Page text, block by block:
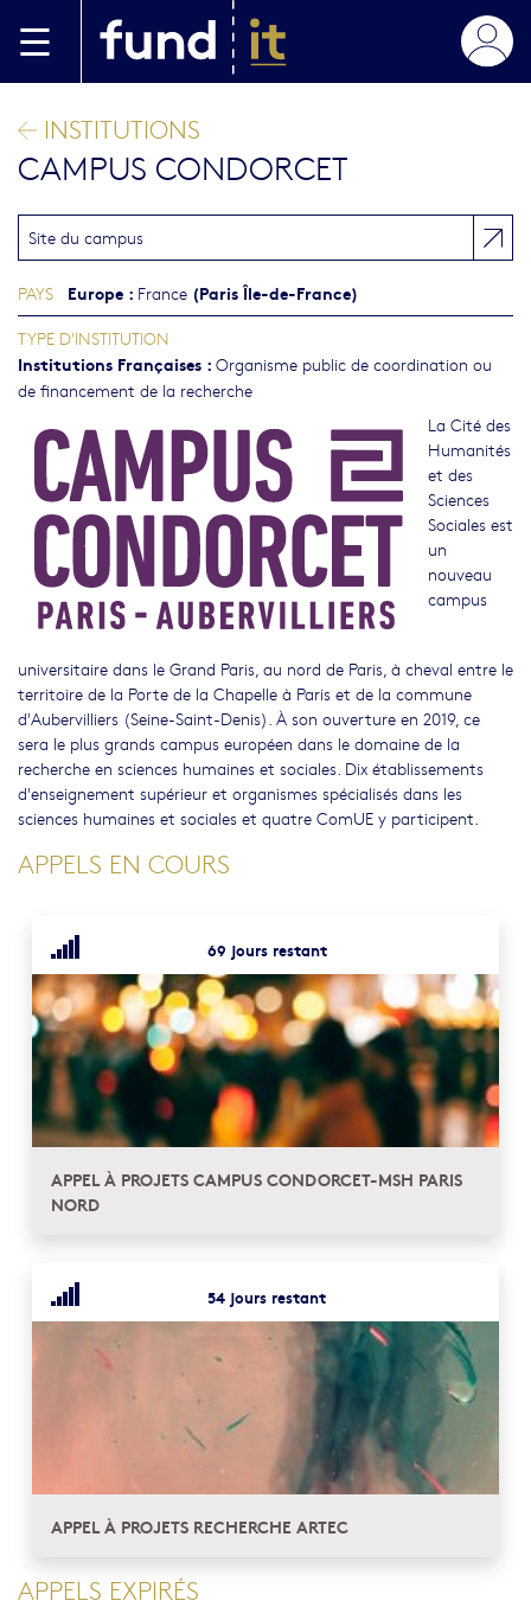
INSTITUTIONS
CAMPUS CONDORCET
La Cité des
Humanités
et des
Sciences
Sociales est
un
nouveau
campus
universitaire dans le Grand Paris, au nord de Paris, à cheval entre le
territoire de la Porte de la Chapelle à Paris et de la commune
d'Aubervilliers (Seine-Saint-Denis). À son ouverture en 2019, ce
sera le plus grands campus européen dans le domaine de la
recherche en sciences humaines et sociales. Dix établissements
d'enseignement supérieur et organismes spécialisés dans les
sciences humaines et sociales et quatre ComUE y participent.
Site du campus
PAYS Europe : France (Paris Île-de-France)
TYPE D'INSTITUTION
Institutions Françaises : Organisme public de coordination ou
de financement de la recherche
APPELS EN COURS
69 jours restant
APPEL À PROJETS CAMPUS CONDORCET-MSH PARIS
NORD
54 jours restant
APPEL À PROJETS RECHERCHE ARTEC
APPELS EXPIRÉS